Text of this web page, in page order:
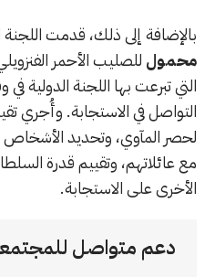
بالإضافة إلى ذلك، قدمت اللجنة
محمول للصليب الأحمر
التي تبرعت بها اللجنة الدولية
التواصل في الاستجابة. وأُجري
لحصر المآوي، وتحديد الأشخاص
مع عائلاتهم، وتقييم قدرة
الأخرى على الاستجابة.
دعم متواصل